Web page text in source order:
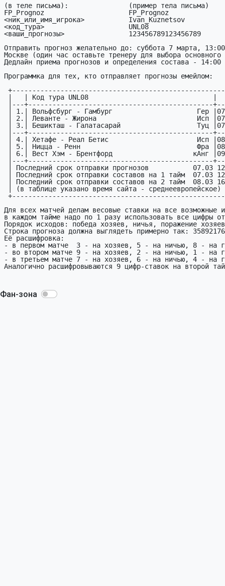
(в теле письма):               (пример тела письма)
FP_Prognoz                     FP_Prognoz
<ник_или_имя_игрока>           Ivan_Kuznetsov
<код_тура>                     UNL08
<ваши_пpогнозы>                123456789123456789
Отправить прогноз желательно до: суббота 7 марта,
Москве (один час оставьте тренеру для выбора
Дедлайн приема прогнозов и определения состава - 14:00
Программка для тех, кто отправляет прогнозы емейлом:
Для всех матчей делам весовые ставки на все возможные
в каждом тайме надо по 1 разу использовать все цифры
Порядок исходов: победа хозяев, ничья, поражение
Строка прогноза должна выглядеть примерно так:
Её расшифровка:
- в первом матче  3 - на хозяев, 5 - на ничью, 8 - на
- во втором матче 9 - на хозяев, 2 - на ничью, 1 - на
- в третьем матче 7 - на хозяев, 6 - на ничью, 4 - на
Аналогично расшифровываются 9 цифр-ставок на второй
Фан-зона